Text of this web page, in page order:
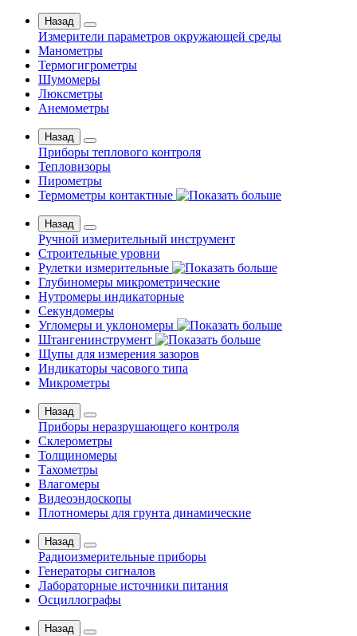
Назад
Измерители параметров окружающей среды
Манометры
Термогигрометры
Шумомеры
Люксметры
Анемометры
Назад
Приборы теплового контроля
Тепловизоры
Пирометры
Термометры контактные
Назад
Ручной измерительный инструмент
Строительные уровни
Рулетки измерительные
Глубиномеры микрометрические
Нутромеры индикаторные
Секундомеры
Угломеры и уклономеры
Штангенинструмент
Щупы для измерения зазоров
Индикаторы часового типа
Микрометры
Назад
Приборы неразрушающего контроля
Склерометры
Толщиномеры
Тахометры
Влагомеры
Видеоэндоскопы
Плотномеры для грунта динамические
Назад
Радиоизмерительные приборы
Генераторы сигналов
Лабораторные источники питания
Осциллографы
Назад